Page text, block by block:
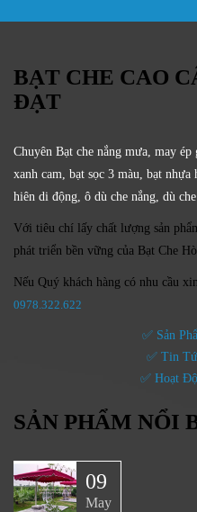
BẠT CHE CAO
ĐẠT
Chuyên Bạt che nắng mưa, may
xanh cam, bạt sọc 3 màu, bạt
hiên di động, ô dù che nắng, dù che
Với tiêu chí lấy chất lượng sản
phát triển bền vững của Bạt Che
Nếu Quý khách hàng có nhu cầu
0978.322.622
✅ Sản
✅ Tin
✅ Hoạt
SẢN PHẨM NỔI
09
May